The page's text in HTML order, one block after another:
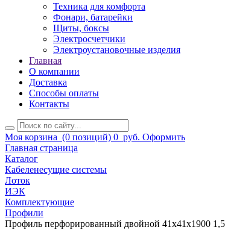
Техника для комфорта
Фонари, батарейки
Щиты, боксы
Электросчетчики
Электроустановочные изделия
Главная
О компании
Доставка
Способы оплаты
Контакты
Моя корзина (0 позиций) 0 руб. Оформить
Главная страница
Каталог
Кабеленесущие системы
Лоток
ИЭК
Комплектующие
Профили
Профиль перфорированный двойной 41х41х1900